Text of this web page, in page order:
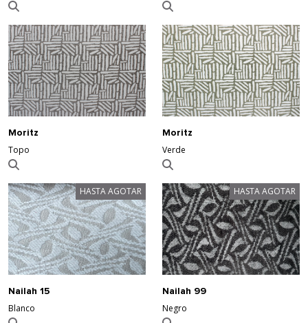
Moritz
Topo
Moritz
Verde
HASTA AGOTAR
Nailah 15
Blanco
HASTA AGOTAR
Nailah 99
Negro